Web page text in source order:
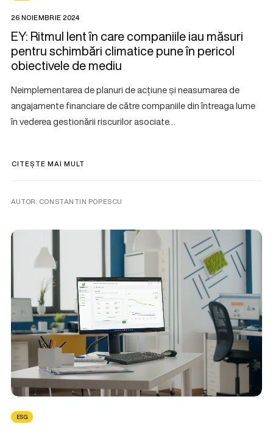
26 NOIEMBRIE 2024
EY: Ritmul lent în care companiile iau măsuri
pentru schimbări climatice pune în pericol
obiectivele de mediu
Neimplementarea de planuri de acțiune și neasumarea de
angajamente financiare de către companiile din întreaga lume
în vederea gestionării riscurilor asociate…
CITEȘTE MAI MULT
AUTOR. CONSTANTIN POPESCU
ESG